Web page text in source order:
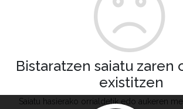
Bistaratzen saiatu zaren
existitzen
Saiatu hasierako orrialdetik edo aukeren